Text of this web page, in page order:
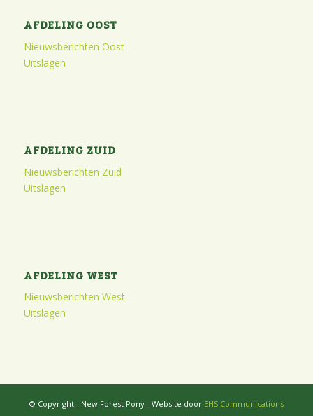
AFDELING OOST
Nieuwsberichten Oost
Uitslagen
AFDELING ZUID
Nieuwsberichten Zuid
Uitslagen
AFDELING WEST
Nieuwsberichten West
Uitslagen
© Copyright - New Forest Pony - Website door EHS Communications